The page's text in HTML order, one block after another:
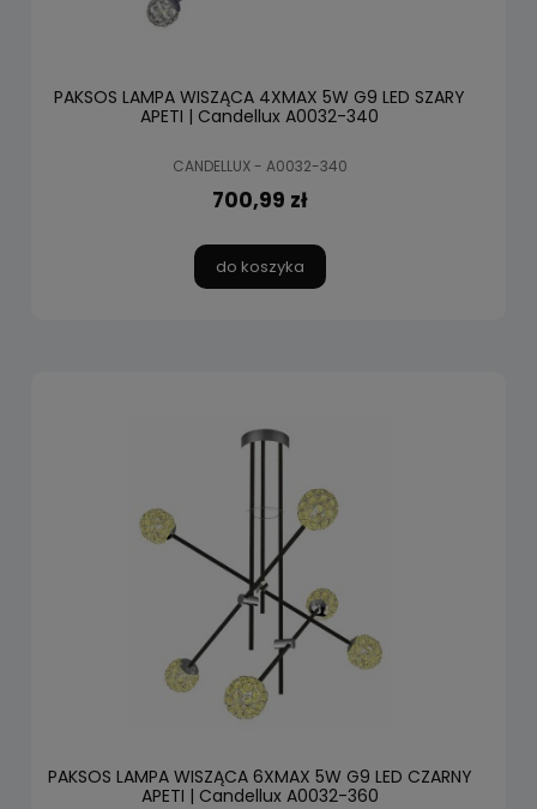
PAKSOS LAMPA WISZĄCA 4XMAX 5W G9 LED SZARY
APETI | Candellux A0032-340
CANDELLUX - A0032-340
700,99 zł
do koszyka
PAKSOS LAMPA WISZĄCA 6XMAX 5W G9 LED CZARNY
APETI | Candellux A0032-360